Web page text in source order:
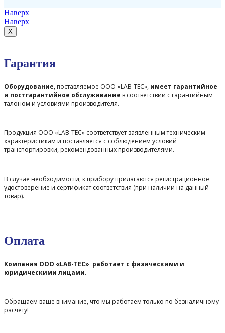
Наверх
Наверх
X
Гарантия
Оборудование, поставляемое ООО «LAB-TEC», имеет гарантийное
и постгарантийное обслуживание в соответствии с гарантийным
талоном и условиями производителя.
Продукция ООО «LAB-TEC» соответствует заявленным техническим
характеристикам и поставляется с соблюдением условий
транспортировки, рекомендованных производителями.
В случае необходимости, к прибору прилагаются регистрационное
удостоверение и сертификат соответствия (при наличии на данный
товар).
Оплата
Компания ООО «LAB-TEC» работает с физическими и
юридическими лицами.
Обращаем ваше внимание, что мы работаем только по безналичному
расчету!